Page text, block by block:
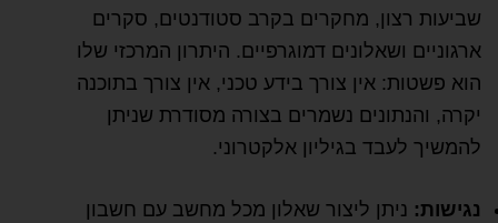
שביעות רצון, מחקרים בקרב סטודנטים, סקרים
ארגוניים ושאלונים דמוגרפיים. היתרון המרכזי שלו
הוא פשטות: אין צורך בידע טכני, אין צורך בתוכנה
יקרה, והנתונים נשמרים בצורה מסודרת שניתן
להמשיך לעבד בגיליון אלקטרוני.
נגישות: ניתן ליצור שאלון מכל מחשב עם חשבון